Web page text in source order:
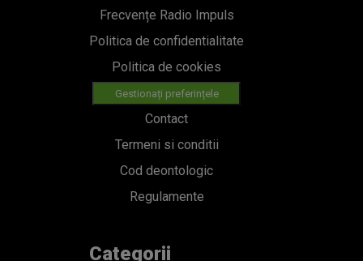
Frecvențe Radio Impuls
Politica de confidentialitate
Politica de cookies
Gestionați preferințele
Contact
Termeni si conditii
Cod deontologic
Regulamente
Categorii